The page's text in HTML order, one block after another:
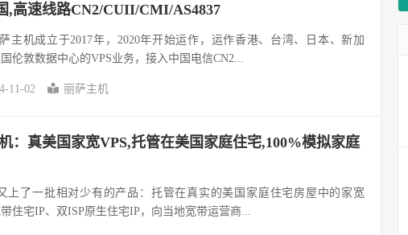
,高速线路CN2/CUII/CMI/AS4837
主机成立于2017年，2020年开始运作，运作香港、台湾、日本、新加
伦敦数据中心的VPS业务，接入中国电信CN2...
11-02 丽萨主机
：真美国家宽VPS,托管在美国家庭住宅,100%模拟家庭
上了一批相对少有的产品：托管在真实的美国家庭住宅房屋中的家宽
住宅IP、双ISP原生住宅IP，向当地宽带运营商...